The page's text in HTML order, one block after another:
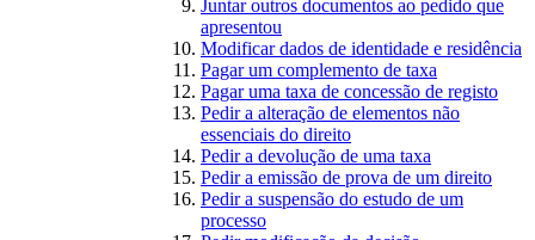
Juntar outros documentos ao pedido que
apresentou
Modificar dados de identidade e residência
Pagar um complemento de taxa
Pagar uma taxa de concessão de registo
Pedir a alteração de elementos não
essenciais do direito
Pedir a devolução de uma taxa
Pedir a emissão de prova de um direito
Pedir a suspensão do estudo de um
processo